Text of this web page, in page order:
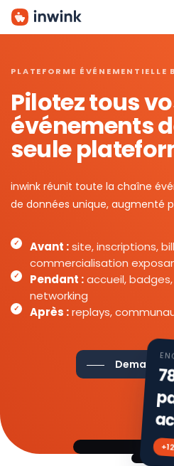
Skip
PLATEFORME ÉVÉNEMENTIELLE
Pilotez tous
événements
seule
inwink réunit toute la chaîne
de données unique, augmenté
Avant :site, inscriptions,
commercialisation
Pendant :accueil,
networking
Après :replays,
Demander